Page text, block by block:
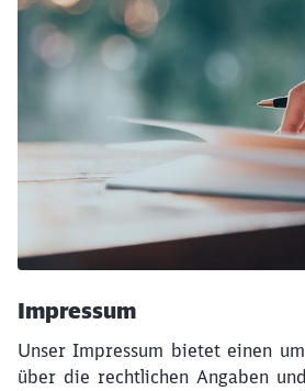
Impressum
Unser Impressum bietet einen
über die rechtlichen Angaben